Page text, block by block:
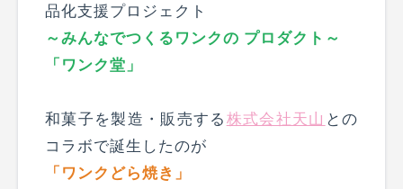
品化支援プロジェクト
～みんなでつくるワンクの プロダクト～
「ワンク堂」
和菓子を製造・販売する 株式会社天山 との
コラボで誕生したのが
「ワンクどら焼き」